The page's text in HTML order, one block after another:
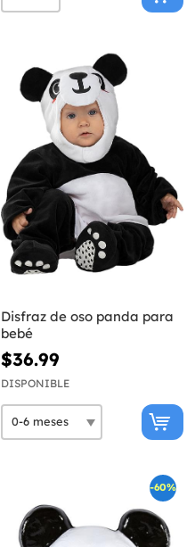
Disfraz de oso panda para
bebé
$36.99
DISPONIBLE
-60%